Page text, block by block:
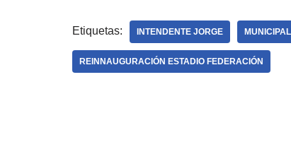
Etiquetas: INTENDENTE JORGE
REINNAUGURACIÓN ESTADIO FEDERACIÓN